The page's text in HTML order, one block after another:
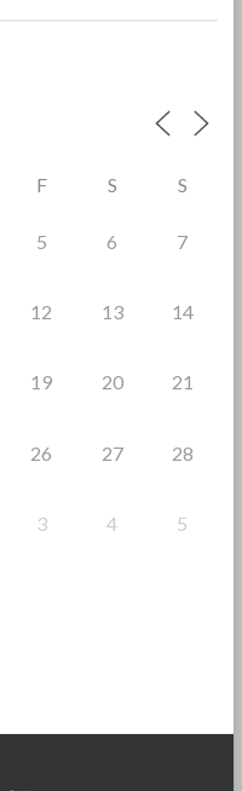
F S S
5 6 7
12 13 14
19 20 21
26 27 28
3 4 5